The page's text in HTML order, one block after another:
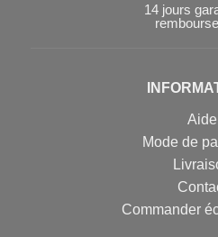
14 jours
Aide
Mode de
Commander